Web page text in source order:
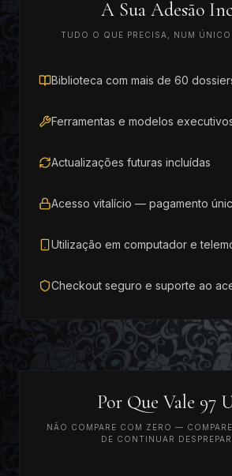
A Sua Adesão
TUDO O QUE PRECISA, NUM ÚNICO
Biblioteca com mais de 60
Ferramentas e modelos
Actualizações futuras incluídas
Acesso vitalício — pagamento
Utilização em computador e
Checkout seguro e suporte ao
Por Que Vale 97
NÃO COMPARE COM ZERO —
DE CONTINUAR